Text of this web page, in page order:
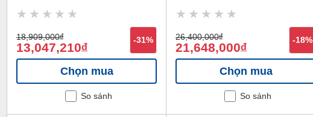
18,909,000đ
13,047,210đ
-31%
Chọn mua
So sánh
26,400,000đ
21,648,000đ
-18%
Chọn mua
So sánh